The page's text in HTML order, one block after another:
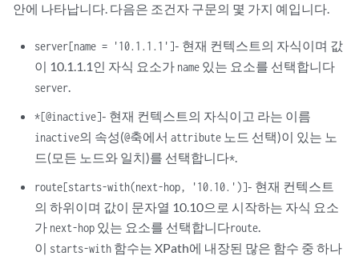
안에 나타납니다. 다음은 조건자 구문의 몇 가지 예입니다.
server[name = '10.1.1.1']- 현재 컨텍스트의 자식이며 값
이 10.1.1.1인 자식 요소가 name 있는 요소를 선택합니다
server
*[@inactive]- 현재 컨텍스트의 자식이고 라는 이름
inactive의 속성(@축에서attribute 노드 선택)이 있는 노
드(모든 노드와 일치)를 선택합니다*
route[starts-with(next-hop, '10.10.')]- 현재 컨텍스트
의 하위이며 값이 문자열 10.10으로 시작하는 자식 요소
가 next-hop 있는 요소를 선택합니다route
이 starts-with 함수는 XPath에 내장된 많은 함수 중 하나